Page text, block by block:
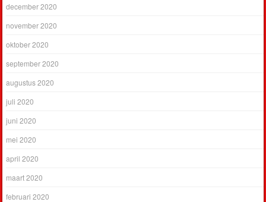
december 2020
november 2020
oktober 2020
september 2020
augustus 2020
juli 2020
juni 2020
mei 2020
april 2020
maart 2020
februari 2020